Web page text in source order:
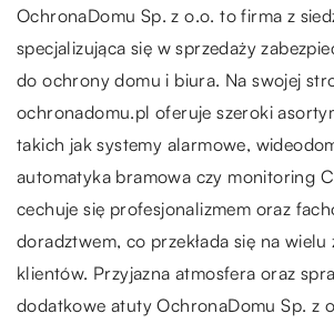
OchronaDomu Sp. z o.o. to firma z
specjalizująca się w sprzedaży
do ochrony domu i biura. Na swojej
ochronadomu.pl oferuje szeroki
takich jak systemy alarmowe,
automatyka bramowa czy monitoring
cechuje się profesjonalizmem oraz
doradztwem, co przekłada się na
klientów. Przyjazna atmosfera oraz
dodatkowe atuty OchronaDomu Sp. z